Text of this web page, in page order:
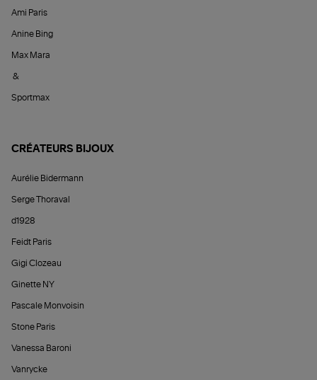
Ami Paris
Anine Bing
Max Mara
&
Sportmax
CRÉATEURS BIJOUX
Aurélie Bidermann
Serge Thoraval
d1928
Feidt Paris
Gigi Clozeau
Ginette NY
Pascale Monvoisin
Stone Paris
Vanessa Baroni
Vanrycke